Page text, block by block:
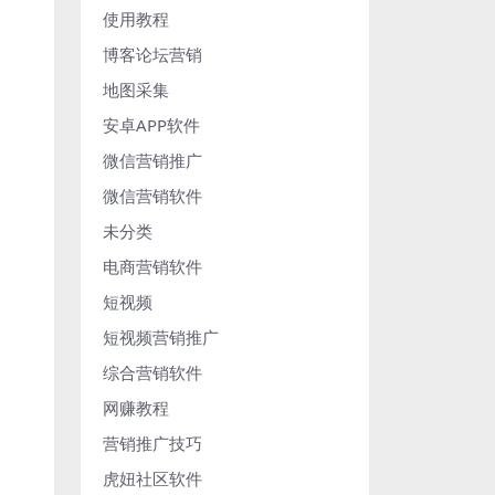
使用教程
博客论坛营销
地图采集
安卓APP软件
微信营销推广
微信营销软件
未分类
电商营销软件
短视频
短视频营销推广
综合营销软件
网赚教程
营销推广技巧
虎妞社区软件